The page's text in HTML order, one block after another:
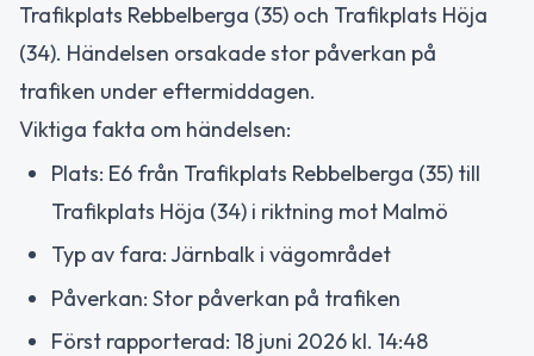
Trafikplats Rebbelberga (35) och Trafikplats Höja
(34). Händelsen orsakade stor påverkan på
trafiken under eftermiddagen.
Viktiga fakta om händelsen:
Plats: E6 från Trafikplats Rebbelberga (35) till
Trafikplats Höja (34) i riktning mot Malmö
Typ av fara: Järnbalk i vägområdet
Påverkan: Stor påverkan på trafiken
Först rapporterad: 18 juni 2026 kl. 14:48